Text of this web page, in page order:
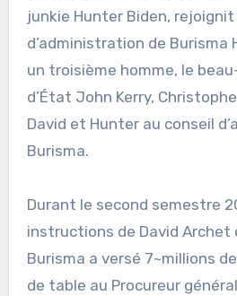
junkie Hunter Biden,
d’administration de Burisma
un troisième homme, le
d’État John Kerry,
David et Hunter au conseil
Burisma.
Durant le second semestre
instructions de David Archet
Burisma a versé 7~millions
de table au Procureur